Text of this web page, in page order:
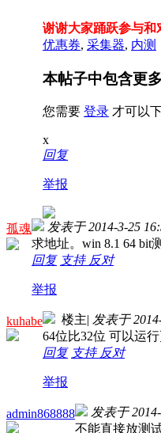
谢谢大家踊跃参与和
优惠券, 采集器, 内测
本帖子中包含更
您需要 登录 才可以
x
回复
举报
孤魂 发表于 2014-3-25
求地址。win 8.1 64 bit
回复 支持 反对
举报
kuhabe 楼主| 发表于
64位比32位 可以运
回复 支持 反对
举报
admin868888 发表于
不能直接放测